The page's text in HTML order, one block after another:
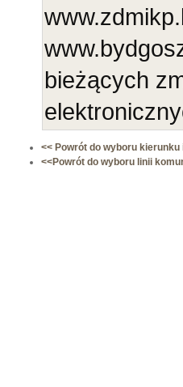
bieżących
<< Powrót do wyboru
<<Powrót do wyboru linii